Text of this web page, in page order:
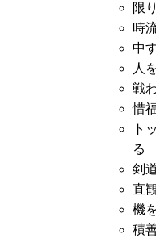
限
時
中
人
戦
惜
ト
る
剣
直
機
積